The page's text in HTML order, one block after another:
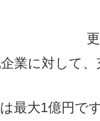
業に対して
最大1億円で